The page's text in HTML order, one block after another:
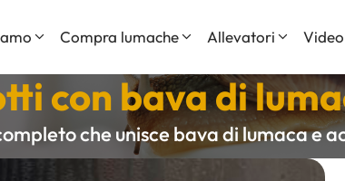
Compra lumache Allevatori
di lumaca
Acne e Brufoli
Cicatrici
con bava di
che unisce bava di lumaca e